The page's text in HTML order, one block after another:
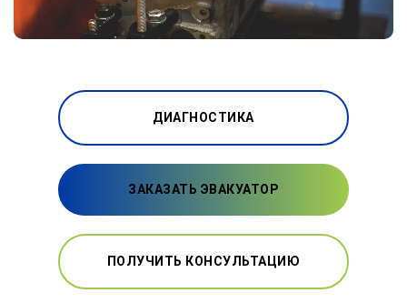
ДИАГНОСТИКА
ЗАКАЗАТЬ ЭВАКУАТОР
ПОЛУЧИТЬ КОНСУЛЬТАЦИЮ